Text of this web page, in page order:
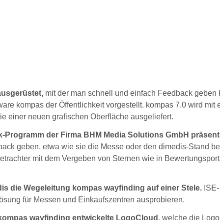
mit der man schnell und einfach Feedback geben
kompas der Öffentlichkeit vorgestellt. kompas 7.0 wird mit
einer neuen grafischen Oberfläche ausgeliefert.
der Firma BHM Media Solutions GmbH
geben, etwa wie sie die Messe oder den dimedis-Stand
mit dem Vergeben von Sternen wie in
die Wegeleitung kompas wayfinding auf einer Stele. ISE-
für Messen und Einkaufszentren ausprobieren.
wayfinding entwickelte LogoCloud, welche die